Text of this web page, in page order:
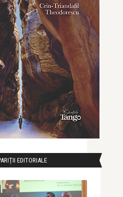
EDITORIALE